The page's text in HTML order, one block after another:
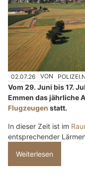
02.07.26 VON
Vom 29. Juni bis 17.
Emmen das jährliche
Flugzeugen statt.
In dieser Zeit ist im
entsprechender
Weiterlesen